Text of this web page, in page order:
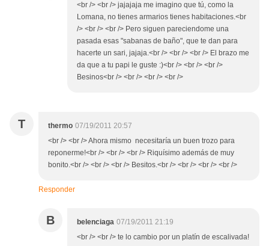
<br /> <br /> jajajaja me imagino que tú, como la
Lomana, no tienes armarios tienes habitaciones.<br
/> <br /> <br /> Pero siguen pareciendome una
pasada esas "sabanas de baño", que te dan para
hacerte un sari, jajaja.<br /> <br /> <br /> El brazo me
da que a tu papi le guste :)<br /> <br /> <br />
Besinos<br /> <br /> <br /> <br />
T thermo 07/19/2011 20:57
<br /> <br /> Ahora mismo necesitaría un buen trozo para
reponerme!<br /> <br /> <br /> Riquísimo además de muy
bonito.<br /> <br /> <br /> Besitos.<br /> <br /> <br /> <br />
Responder
B belenciaga 07/19/2011 21:19
<br /> <br /> te lo cambio por un platín de escalivada!